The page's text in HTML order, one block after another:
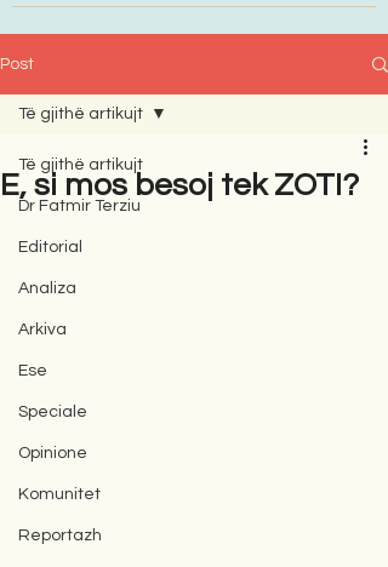
Post
Të gjithë artikujt
Dr Fatmir Terziu
Editorial
Analiza
Arkiva
Ese
Speciale
Opinione
Komunitet
Reportazh
Të gjithë artikujt
E, si mos besoj tek ZOTI?